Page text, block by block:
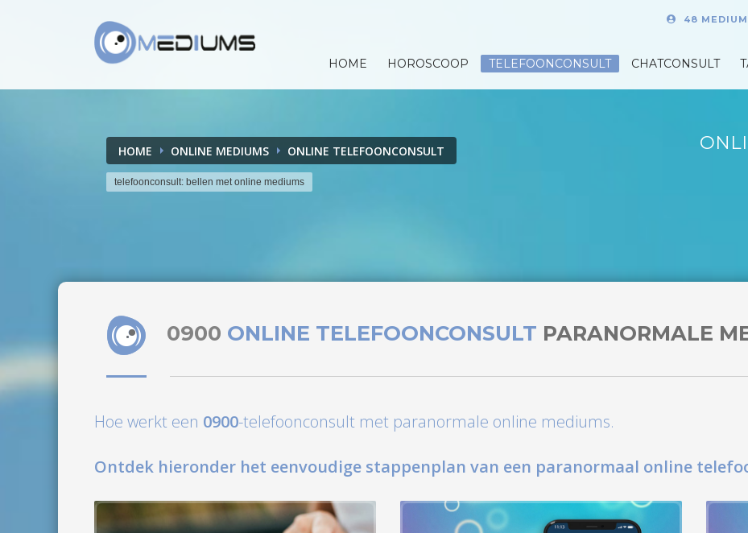
48
HOME HOROSCOOP TELEFOONCONSULT CHATCONSULT
HOME ONLINE MEDIUMS ONLINE TELEFOONCONSULT
telefoonconsult: bellen met online mediums
0900 ONLINE TELEFOONCONSULT PARANORMALE
Hoe werkt een 0900-telefoonconsult met paranormale online mediums.
Ontdek hieronder het eenvoudige stappenplan van een paranormaal online